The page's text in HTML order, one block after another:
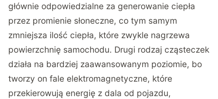
głównie odpowiedzialne za generowanie ciepła
przez promienie słoneczne, co tym samym
zmniejsza ilość ciepła, które zwykle nagrzewa
powierzchnię samochodu. Drugi rodzaj cząsteczek
działa na bardziej zaawansowanym poziomie, bo
tworzy on fale elektromagnetyczne, które
przekierowują energię z dala od pojazdu,